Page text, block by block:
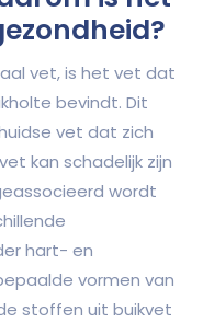
vet, is het vet dat
bevindt. Dit
vet dat zich
kan schadelijk zijn
wordt
hart- en
vormen van
stoffen uit buikvet